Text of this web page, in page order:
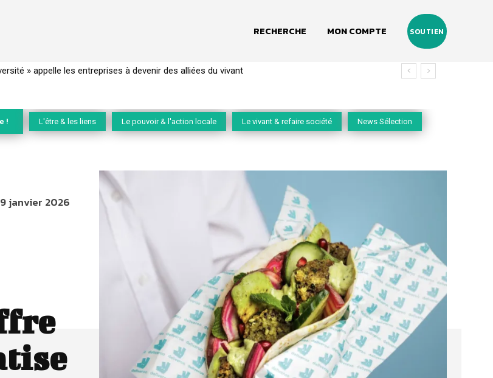
RECHERCHE MON COMPTE SOUTIEN
» appelle les entreprises à devenir des alliées du vivant
! L'être & les liens Le pouvoir & l'action locale Le vivant & refaire société News Sélection
janvier 2026